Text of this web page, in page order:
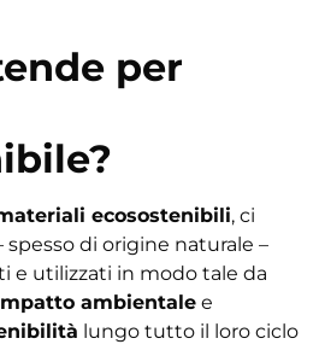
per
ecosostenibili, ci
spesso di origine naturale –
e utilizzati in modo tale da
ambientale e
lungo tutto il loro ciclo